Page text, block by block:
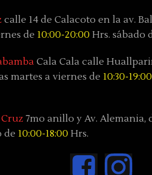
calle 14 de Calacoto en la av.
de 10:00-20:00 Hrs. sábado
Cala Cala calle
martes a viernes de 10:30-19:00
7mo anillo y Av. Alemania,
de 10:00-18:00 Hrs.